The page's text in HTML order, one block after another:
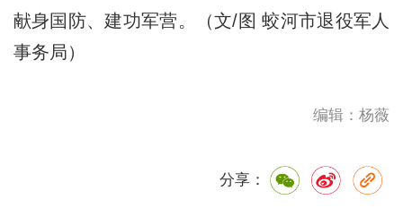
献身国防、建功军营。（文/图 蛟河市退役军人
事务局）
编辑：杨薇
分享：